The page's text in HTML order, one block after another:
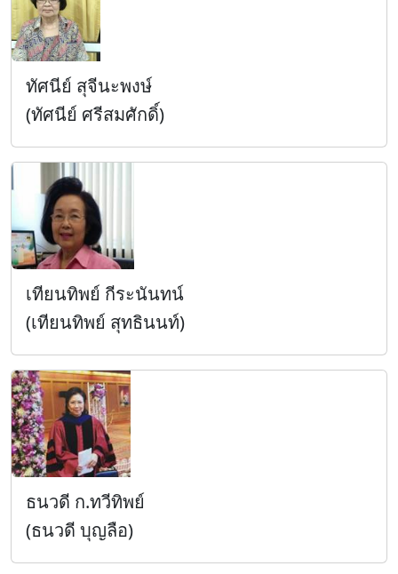
ทัศนีย์ สุจีนะพงษ์
(ทัศนีย์ ศรีสมศักดิ์)
เทียนทิพย์ กีระนันทน์
(เทียนทิพย์ สุทธินนท์)
ธนวดี ก.ทวีทิพย์
(ธนวดี บุญลือ)